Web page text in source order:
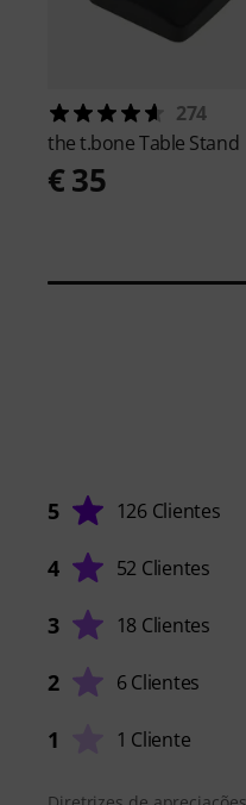
274
the t.boneTable Stand
€ 35
5 126 Clientes
4 52 Clientes
3 18 Clientes
2 6 Clientes
1 1 Cliente